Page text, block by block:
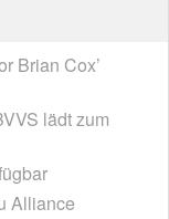
Brian Cox’
lädt zum
Alliance